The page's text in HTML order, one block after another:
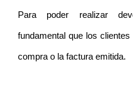
Para poder realizar
fundamental que los
compra o la factura emitida.